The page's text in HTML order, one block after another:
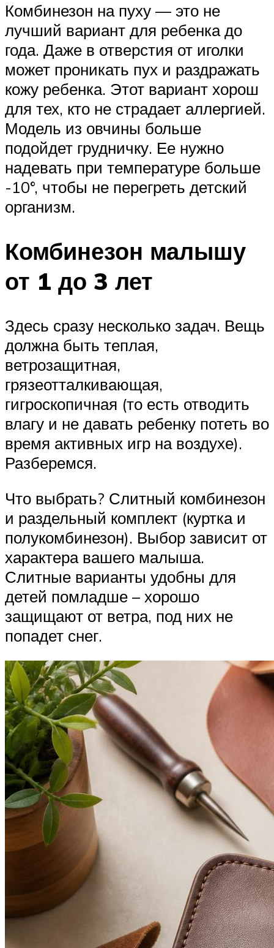
Комбинезон на пуху — это не
лучший вариант для ребенка до
года. Даже в отверстия от иголки
может проникать пух и раздражать
кожу ребенка. Этот вариант хорош
для тех, кто не страдает аллергией.
Модель из овчины больше
подойдет грудничку. Ее нужно
надевать при температуре больше
-10°, чтобы не перегреть детский
организм.
Комбинезон малышу
от 1 до 3 лет
Здесь сразу несколько задач. Вещь
должна быть теплая,
ветрозащитная,
грязеотталкивающая,
гигроскопичная (то есть отводить
влагу и не давать ребенку потеть во
время активных игр на воздухе).
Разберемся.
Что выбрать? Слитный комбинезон
и раздельный комплект (куртка и
полукомбинезон). Выбор зависит от
характера вашего малыша.
Слитные варианты удобны для
детей помладше – хорошо
защищают от ветра, под них не
попадет снег.